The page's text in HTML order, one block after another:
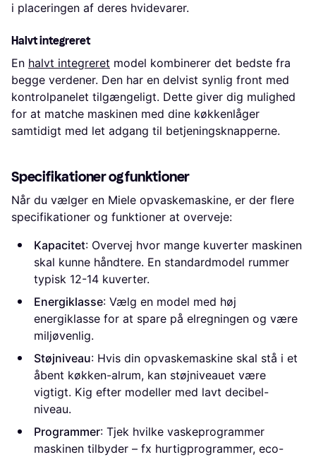
i placeringen af deres hvidevarer.
Halvt integreret
En halvt integreret model kombinerer det bedste fra
begge verdener. Den har en delvist synlig front med
kontrolpanelet tilgængeligt. Dette giver dig mulighed
for at matche maskinen med dine køkkenlåger
samtidigt med let adgang til betjeningsknapperne.
Specifikationer og funktioner
Når du vælger en Miele opvaskemaskine, er der flere
specifikationer og funktioner at overveje:
Kapacitet: Overvej hvor mange kuverter maskinen
skal kunne håndtere. En standardmodel rummer
typisk 12-14 kuverter.
Energiklasse: Vælg en model med høj
energiklasse for at spare på elregningen og være
miljøvenlig.
Støjniveau: Hvis din opvaskemaskine skal stå i et
åbent køkken-alrum, kan støjniveauet være
vigtigt. Kig efter modeller med lavt decibel-
niveau.
Programmer: Tjek hvilke vaskeprogrammer
maskinen tilbyder – fx hurtigprogrammer, eco-